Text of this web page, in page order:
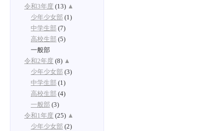
令和3年度 (13) ▲
少年少女部 (1)
中学生部 (7)
高校生部 (5)
一般部
令和2年度 (8) ▲
少年少女部 (3)
中学生部 (1)
高校生部 (4)
一般部 (3)
令和1年度 (25) ▲
少年少女部 (2)